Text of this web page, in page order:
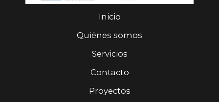
Inicio
Quiénes somos
Servicios
Contacto
Proyectos